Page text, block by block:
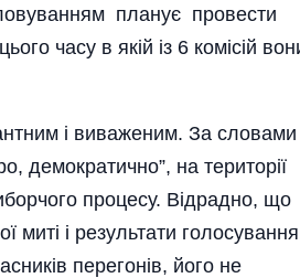
планує провести
часу в якій із 6 комісій
і виваженим. За словами
демократично”, на території
процесу. Відрадно, що
миті і результати
перегонів, його не